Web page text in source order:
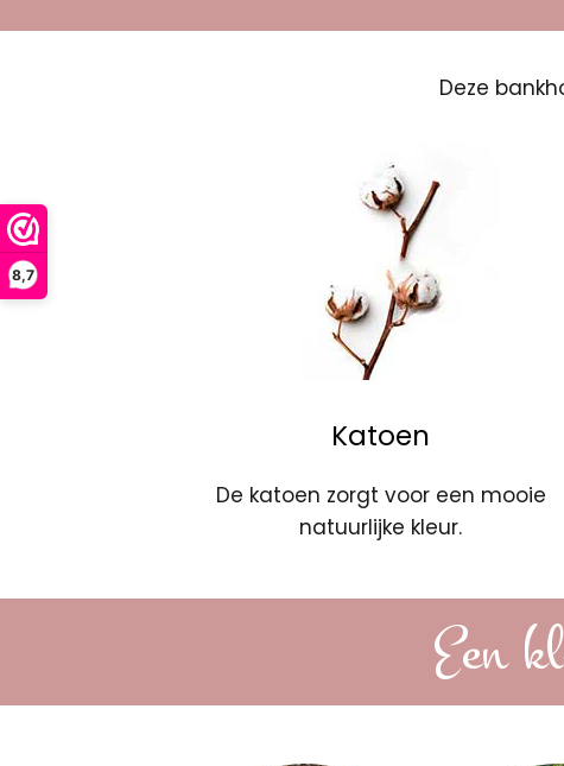
8,7
Deze
Katoen
De katoen zorgt voor een mooie
natuurlijke kleur.
Een